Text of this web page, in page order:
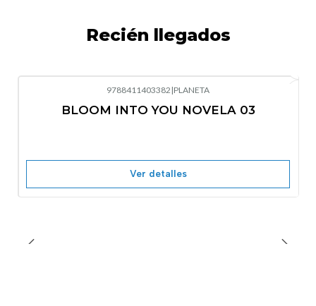
Recién llegados
Nuevo
9788411403382 |PLANETA
BLOOM INTO YOU NOVELA 03
Ver detalles